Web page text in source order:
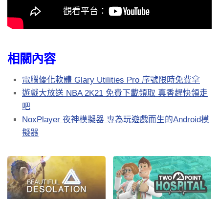
相關內容
電腦優化軟體 Glary Utilities Pro 序號限時免費拿
遊戲大放送 NBA 2K21 免費下載領取 真香趕快領走
吧
NoxPlayer 夜神模擬器 專為玩遊戲而生的Android模
擬器